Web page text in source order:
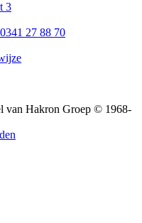
3
0341 27 88 70
van Hakron Groep © 1968-